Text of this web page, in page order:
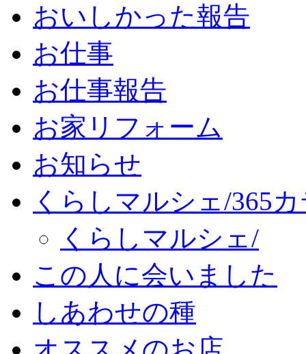
おいしかった報告
お仕事
お仕事報告
お家リフォーム
お知らせ
くらしマルシェ/365
くらしマルシェ/
この人に会いました
しあわせの種